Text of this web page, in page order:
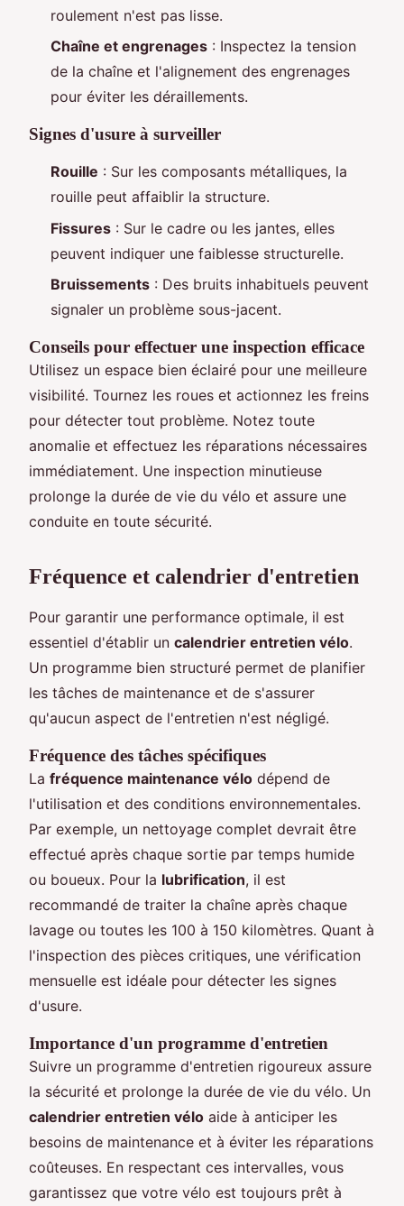
roulement n'est pas lisse.
Chaîne et engrenages : Inspectez la tension
de la chaîne et l'alignement des engrenages
pour éviter les déraillements.
Signes d'usure à surveiller
Rouille : Sur les composants métalliques, la
rouille peut affaiblir la structure.
Fissures : Sur le cadre ou les jantes, elles
peuvent indiquer une faiblesse structurelle.
Bruissements : Des bruits inhabituels peuvent
signaler un problème sous-jacent.
Conseils pour effectuer une inspection efficace
Utilisez un espace bien éclairé pour une meilleure
visibilité. Tournez les roues et actionnez les freins
pour détecter tout problème. Notez toute
anomalie et effectuez les réparations nécessaires
immédiatement. Une inspection minutieuse
prolonge la durée de vie du vélo et assure une
conduite en toute sécurité.
Fréquence et calendrier d'entretien
Pour garantir une performance optimale, il est
essentiel d'établir un calendrier entretien vélo.
Un programme bien structuré permet de planifier
les tâches de maintenance et de s'assurer
qu'aucun aspect de l'entretien n'est négligé.
Fréquence des tâches spécifiques
La fréquence maintenance vélo dépend de
l'utilisation et des conditions environnementales.
Par exemple, un nettoyage complet devrait être
effectué après chaque sortie par temps humide
ou boueux. Pour la lubrification, il est
recommandé de traiter la chaîne après chaque
lavage ou toutes les 100 à 150 kilomètres. Quant à
l'inspection des pièces critiques, une vérification
mensuelle est idéale pour détecter les signes
d'usure.
Importance d'un programme d'entretien
Suivre un programme d'entretien rigoureux assure
la sécurité et prolonge la durée de vie du vélo. Un
calendrier entretien vélo aide à anticiper les
besoins de maintenance et à éviter les réparations
coûteuses. En respectant ces intervalles, vous
garantissez que votre vélo est toujours prêt à